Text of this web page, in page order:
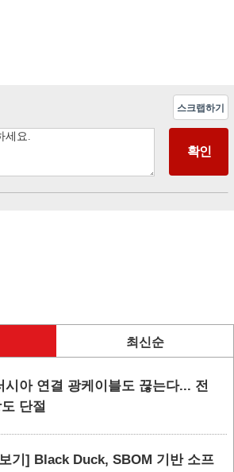
스크랩하기
최신순
시아 연결 광케이블도 끊는다... 전
단절
기] Black Duck, SBOM 기반 소프